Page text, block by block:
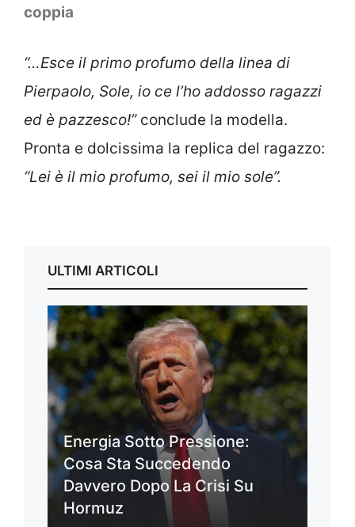
coppia
“…Esce il primo profumo della linea di
Pierpaolo, Sole, io ce l’ho addosso ragazzi
ed è pazzesco!” conclude la modella.
Pronta e dolcissima la replica del ragazzo:
“Lei è il mio profumo, sei il mio sole”.
ULTIMI ARTICOLI
Energia Sotto Pressione:
Cosa Sta Succedendo
Davvero Dopo La Crisi Su
Hormuz